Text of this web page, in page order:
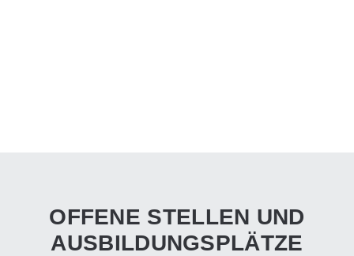
OFFENE STELLEN UND
AUSBILDUNGSPLÄTZE